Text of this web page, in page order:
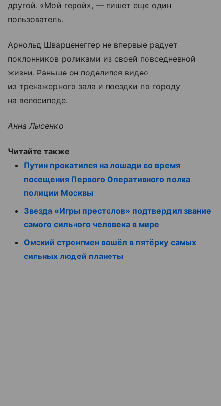
другой. «Мой герой», — пишет еще один
пользователь.
Арнольд Шварценеггер не впервые радует
поклонников роликами из своей повседневной
жизни. Раньше он поделился видео
из тренажерного зала и поездки по городу
на велосипеде.
Анна Лысенко
Читайте также
Путин прокатился на лошади во время
посещения Первого Оперативного полка
полиции Москвы
Звезда «Игры престолов» подтвердил звание
самого сильного человека в мире
Омский стронгмен вошёл в пятёрку самых
сильных людей планеты